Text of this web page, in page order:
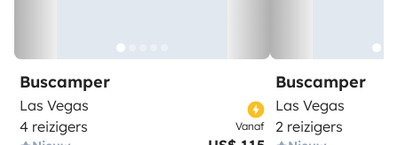
Buscamper
Las Vegas
4 reizigers
Vanaf
Buscamper
Las Vegas
2 reizigers